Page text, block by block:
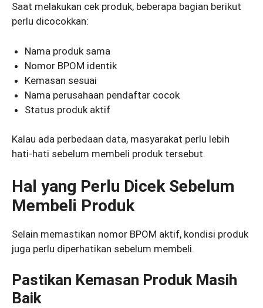
Saat melakukan cek produk, beberapa bagian berikut
perlu dicocokkan:
Nama produk sama
Nomor BPOM identik
Kemasan sesuai
Nama perusahaan pendaftar cocok
Status produk aktif
Kalau ada perbedaan data, masyarakat perlu lebih
hati-hati sebelum membeli produk tersebut.
Hal yang Perlu Dicek Sebelum
Membeli Produk
Selain memastikan nomor BPOM aktif, kondisi produk
juga perlu diperhatikan sebelum membeli.
Pastikan Kemasan Produk Masih
Baik